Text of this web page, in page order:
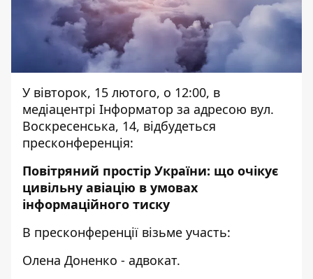
У вівторок, 15 лютого, о 12:00, в
медіацентрі Інформатор за адресою вул.
Воскресенська, 14, відбудеться
пресконференція:
Повітряний простір України: що очікує
цивільну авіацію в умовах
інформаційного тиску
В пресконференції візьме участь:
Олена Доненко - адвокат.